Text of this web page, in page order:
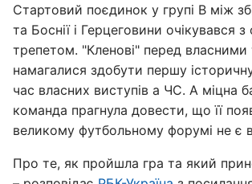
Стартовий поєдинок у групі B між
та Боснії і Герцеговини очікувався
трепетом. "Кленові" перед
намагалися здобути першу
час власних виступів а ЧС. А міцна
команда прагнула довести, що її
великому футбольному форумі не є
Про те, як пройшла гра та який